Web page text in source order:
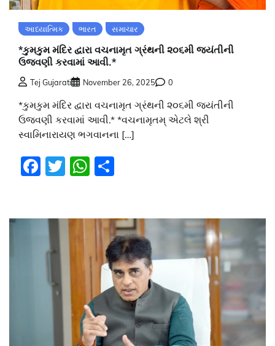
આધ્યાત્મિક ભારત સમાચાર
*કુમકુમ મંદિર દ્વારા વચનામૃત ગ્રંથની ૨૦૬મી જયંતીની
ઉજવણી કરવામાં આવી.*
Tej Gujarati November 26, 2025 0
*કુમકુમ મંદિર દ્વારા વચનામૃત ગ્રંથની ૨૦૬મી જયંતીની
ઉજવણી કરવામાં આવી.* *વચનામૃતમ્ એટલે શ્રી
સ્વામિનારાયણ ભગવાનના […]
Facebook
TwitterWhatsApp